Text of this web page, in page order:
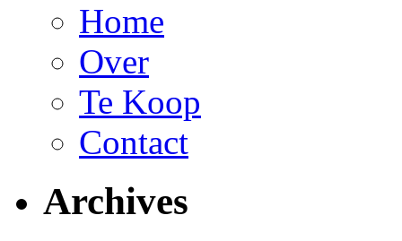
Home
Over
Te Koop
Contact
Archives